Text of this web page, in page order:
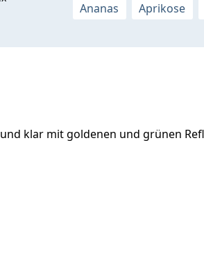
Ananas Aprikose
klar mit goldenen und grünen